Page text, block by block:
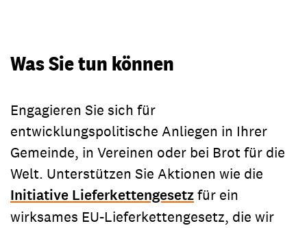
Was Sie tun können
Engagieren Sie sich für
entwicklungspolitische Anliegen in Ihrer
Gemeinde, in Vereinen oder bei Brot für die
Welt. Unterstützen Sie Aktionen wie die
Initiative Lieferkettengesetzfür ein
wirksames EU-Lieferkettengesetz, die wir